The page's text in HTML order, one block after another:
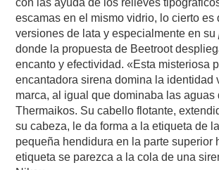
escamas en el mismo vidrio, lo cierto es
versiones de lata y especialmente en su
donde la propuesta de Beetroot
encanto y efectividad. «Esta misteriosa
encantadora sirena domina la identidad
marca, al igual que dominaba las aguas
Thermaikos. Su cabello flotante,
su cabeza, le da forma a la etiqueta de
pequeña hendidura en la parte superior
etiqueta se parezca a la cola de una